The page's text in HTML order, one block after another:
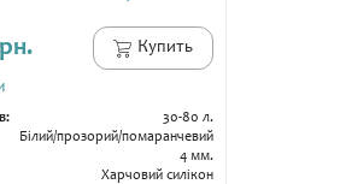
Купить
30-80 л.
Білий/прозорий/помаранчевий
4 мм.
Харчовий силікон